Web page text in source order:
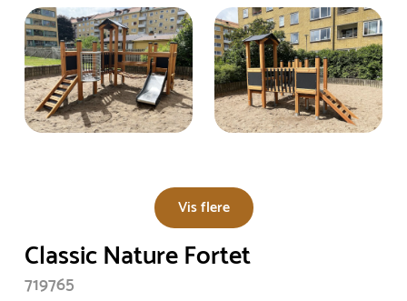
Vis flere
Classic Nature Fortet
719765